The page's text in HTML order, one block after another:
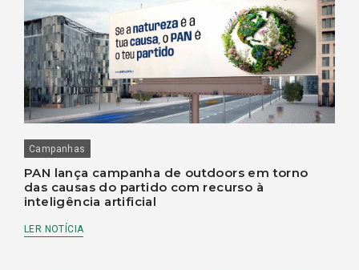
Campanhas
PAN lança campanha de outdoors em torno
das causas do partido com recurso à
inteligência artificial
LER NOTÍCIA